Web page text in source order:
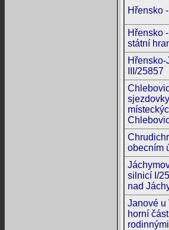
Hřensko
Hřensko
státní
III/25857
obecním
silnicí I/
nad
Janové u
horní